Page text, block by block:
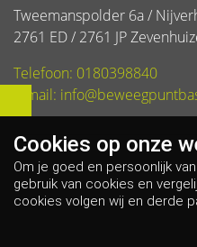
Tweemanspolder 6a /
2761 ED / 2761 JP
Telefoon: 0180398840
E-mail:
Cookies op onze
Om je goed en persoonlijk
gebruik van cookies en
cookies volgen wij en derde
en dit maakt het voor jou